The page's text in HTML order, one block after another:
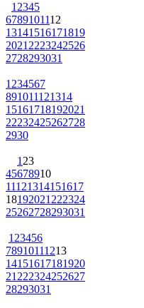
12345
6789101112
13141516171819
20212223242526
2728293031
1234567
891011121314
15161718192021
22232425262728
2930
123
45678910
11121314151617
18192021222324
25262728293031
123456
78910111213
14151617181920
21222324252627
28293031